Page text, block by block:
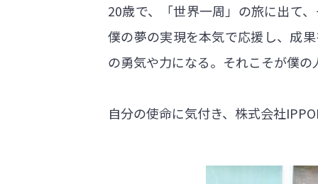
20歳で、「世界一周」の旅に出て
僕の夢の実現を本気で応援し、成
の勇気や力になる。それこそが僕の
自分の使命に気付き、株式会社